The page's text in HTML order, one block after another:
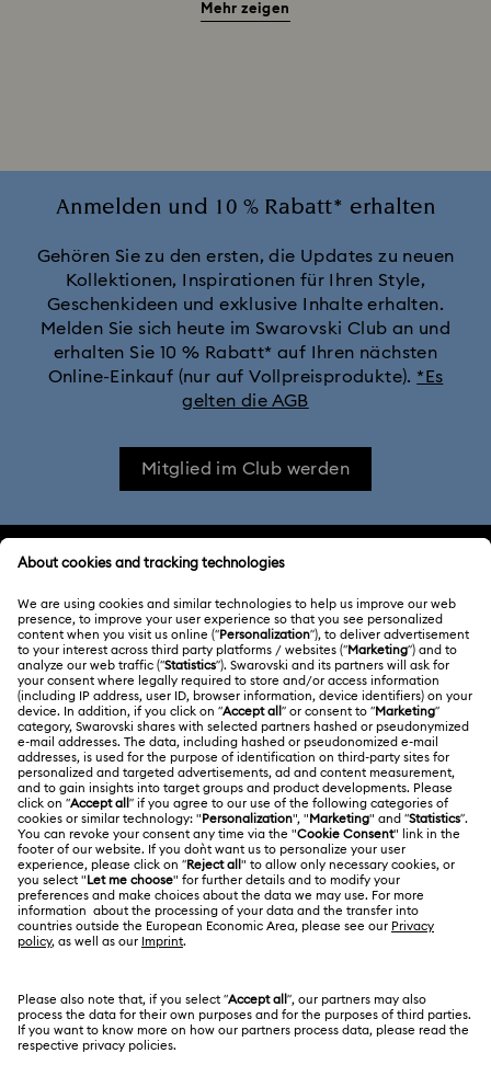
Alice in Wonderland Kollektion
Captain Marvel Figurinen- und Schmuckkollektion
Cheshire Cat Accessoires und Figurinen Chroma Kollektion
Constella Kollektion Curiosa Kollektion
Gema Kollektion Geschenke zum 20. Hochzeitstag
Harmonia Kollektion Holiday Cheers Kollektion
Holiday Magic Kollektion
Hulk Figurinen- und Schmuckkollektion
Hyperbola Kollektion Idyllia Kollektion
Idyllia Lilia Kollektion Imber Kollektion
Lucent Kollektion Luna Kollektion
Mehr zeigen
Anmelden und 10 % Rabatt* erhalten
Gehören Sie zu den ersten, die Updates zu neuen
Kollektionen, Inspirationen für Ihren Style,
Geschenkideen und exklusive Inhalte erhalten.
Melden Sie sich heute im Swarovski Club an und
erhalten Sie 10 % Rabatt* auf Ihren nächsten
Online-Einkauf (nur auf Vollpreisprodukte). *Es
gelten die AGB
Mitglied im Club werden
KUNDENSERVICE
Übersicht zum Kundenservice
Geschenkkarten-Guthaben
Reparaturstatus
Kontakt
Größe berechnen
Store-Finder
ÜBER UNS
Über Swarovski
Stellen & Karriere
Alumni Community
Für Geschäftskunden
Sitemap
Kristallwelten
RECHTLICHE BEDINGUNGEN
Nutzungsbedingungen
AGB
Datenschutz
Impressum
Andere Länder
English
Deutsch Español Français